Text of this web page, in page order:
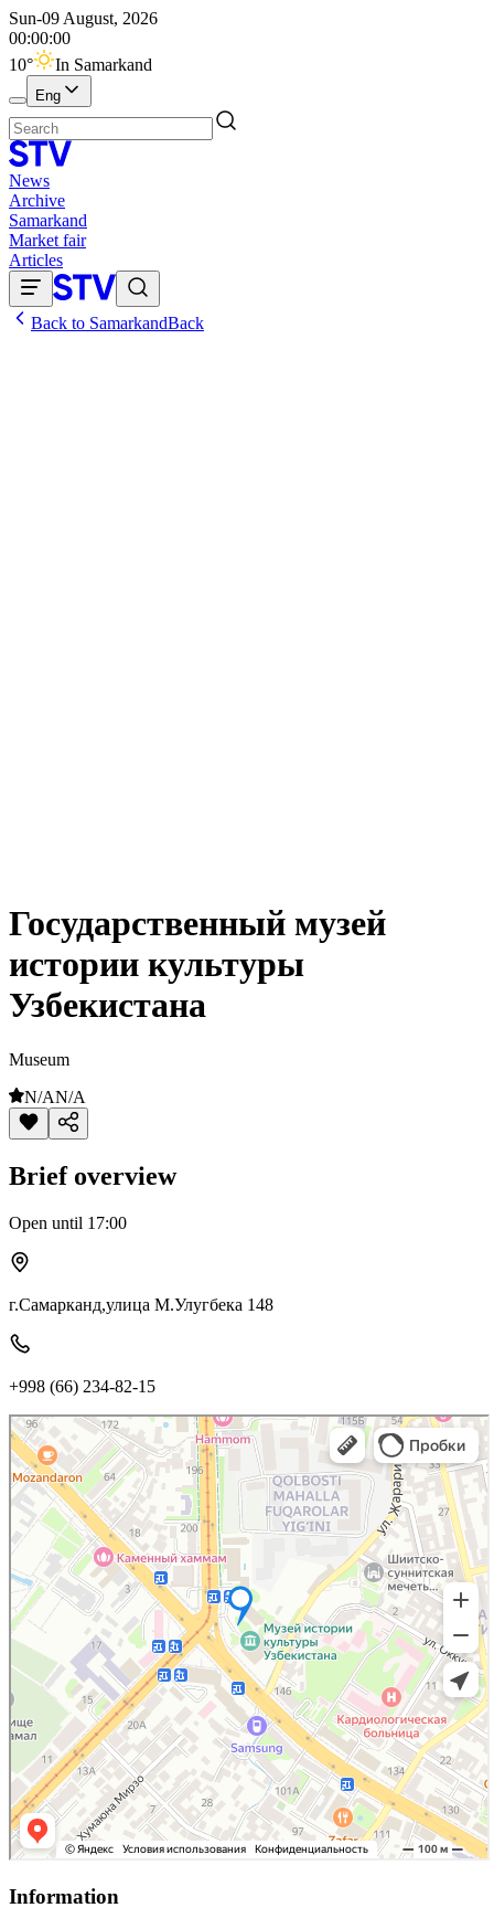
Sun-09 August, 2026
00:00:00
10° In Samarkand
Eng
News
Archive
Samarkand
Market fair
Articles
Back to SamarkandBack
Государственный музей
истории культуры
Узбекистана
Museum
N/AN/A
Brief overview
Open until 17:00
г.Самарканд,улица М.Улугбека 148
+998 (66) 234-82-15
Information